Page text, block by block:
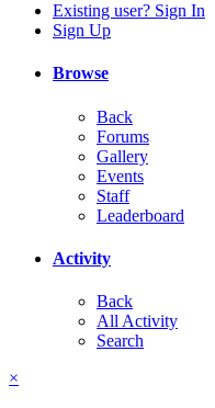
Existing user? Sign In
Sign Up
Browse
Back
Forums
Gallery
Events
Staff
Leaderboard
Activity
Back
All Activity
Search
×